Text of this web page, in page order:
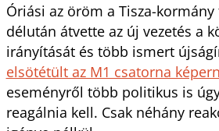
Óriási az öröm a Tisza-
délután átvette az új vezetés a
irányítását és több ismert
elsötétült az M1 csatorna
eseményről több politikus is
reagálnia kell. Csak néhány